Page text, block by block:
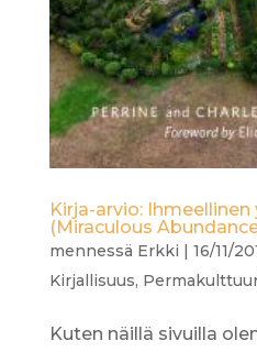
Kirja-arvio:
(Miraculous
mennessä Erkki 16/11/
Kirjallisuus,
Kuten näillä sivuilla